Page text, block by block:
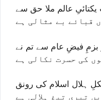
عالم ملا حق سے
قبائے بے مثالی ہے
بزمِ فیضِ عام سے تم نے
کی حسرت نکالی ہے
ہلال اسلام کی رونق
تیری تیغِ ہلالی ہے